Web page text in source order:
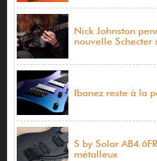
Nick Johnston
nouvelle Schecter
Ibanez reste à la
S by Solar
métalleux